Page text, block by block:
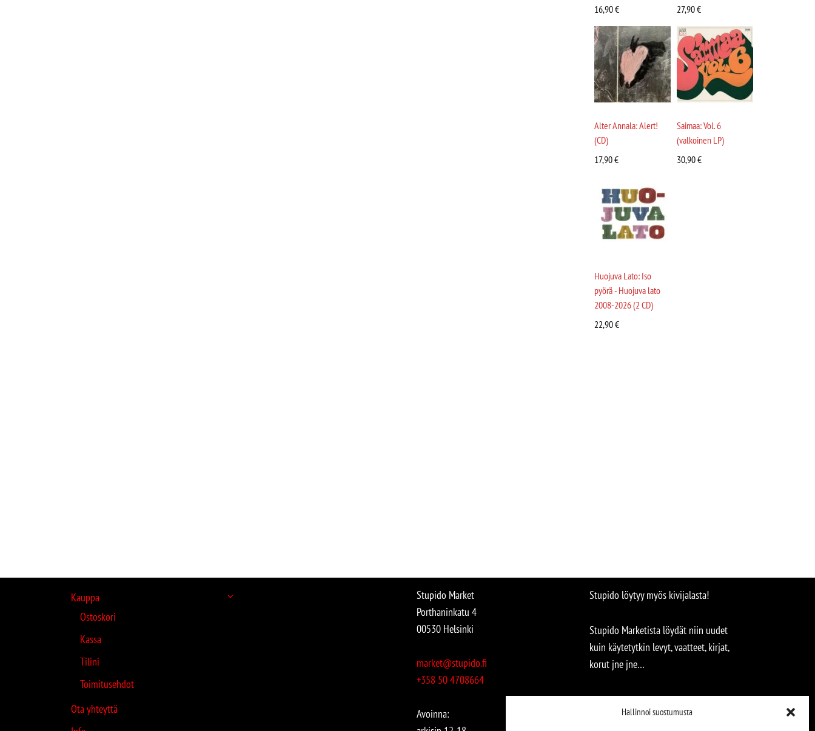
Hallinnoi suostumusta
16,90€
27,90€
Alter Annala: Alert!
(CD)
17,90€
Saimaa: Vol. 6
(valkoinen LP)
30,90€
Huojuva Lato: Iso
pyörä - Huojuva lato
2008-2026 (2 CD)
22,90€
Kauppa
Ostoskori
Kassa
Tilini
Toimitusehdot
Ota yhteyttä
Stupido Market
Porthaninkatu 4
00530 Helsinki
market@stupido.fi
+358 50 4708664
Avoinna:
Stupido löytyy myös kivijalasta!
Stupido Marketista löydät niin uudet
kuin käytetytkin levyt, vaatteet, kirjat,
korut jne jne…